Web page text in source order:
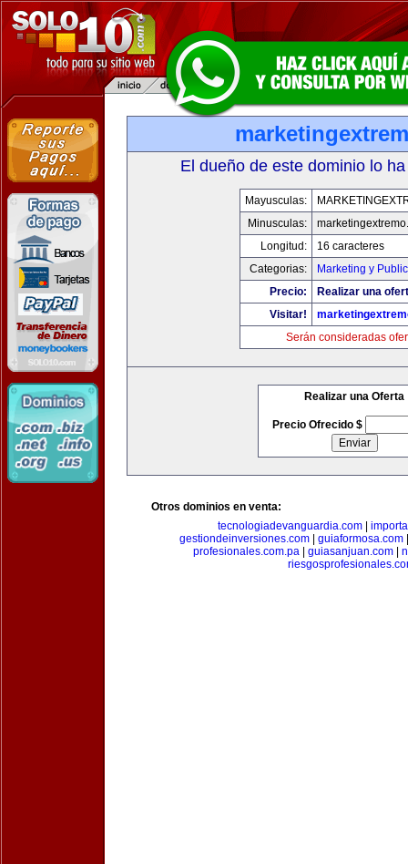
El dueño de este dominio lo
Mayusculas:
Minusculas:
Longitud:
16 caracteres
Categorias:
Marketing y
Precio:
Realizar una
Visitar!
Serán consideradas
Realizar una Oferta
Precio Ofrecido $
Otros dominios en venta:
tecnologiadevanguardia.com|
gestiondeinversiones.com| guiaformosa.com
profesionales.com.pa
guiasanjuan.com